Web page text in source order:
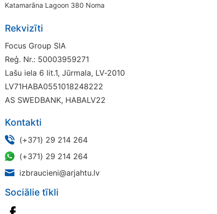
Katamarāna Lagoon 380 Noma
Rekvizīti
Focus Group SIA
Reģ. Nr.: 50003959271
Lašu iela 6 lit.1, Jūrmala, LV-2010
LV71HABA0551018248222
AS SWEDBANK, HABALV22
Kontakti
(+371) 29 214 264
(+371) 29 214 264
izbraucieni@arjahtu.lv
Sociālie tīkli